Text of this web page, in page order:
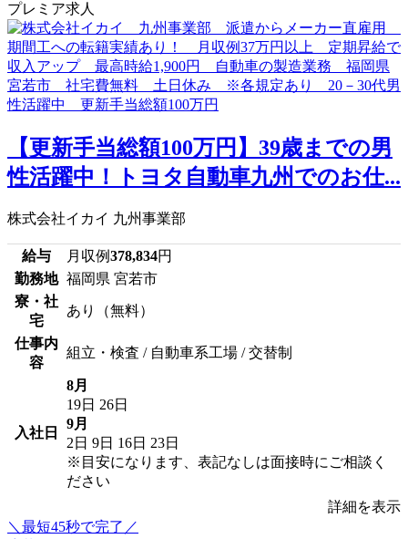
プレミア求人
【更新手当総額100万円】39歳までの男
性活躍中！トヨタ自動車九州でのお仕...
株式会社イカイ 九州事業部
給与 月収例378,834円
勤務地 福岡県 宮若市
寮・社
宅
あり（無料）
仕事内
容
組立・検査 / 自動車系工場 / 交替制
入社日
8月
19日 26日
9月
2日 9日 16日 23日
※目安になります、表記なしは面接時にご相談く
ださい
詳細を表示
＼最短45秒で完了／